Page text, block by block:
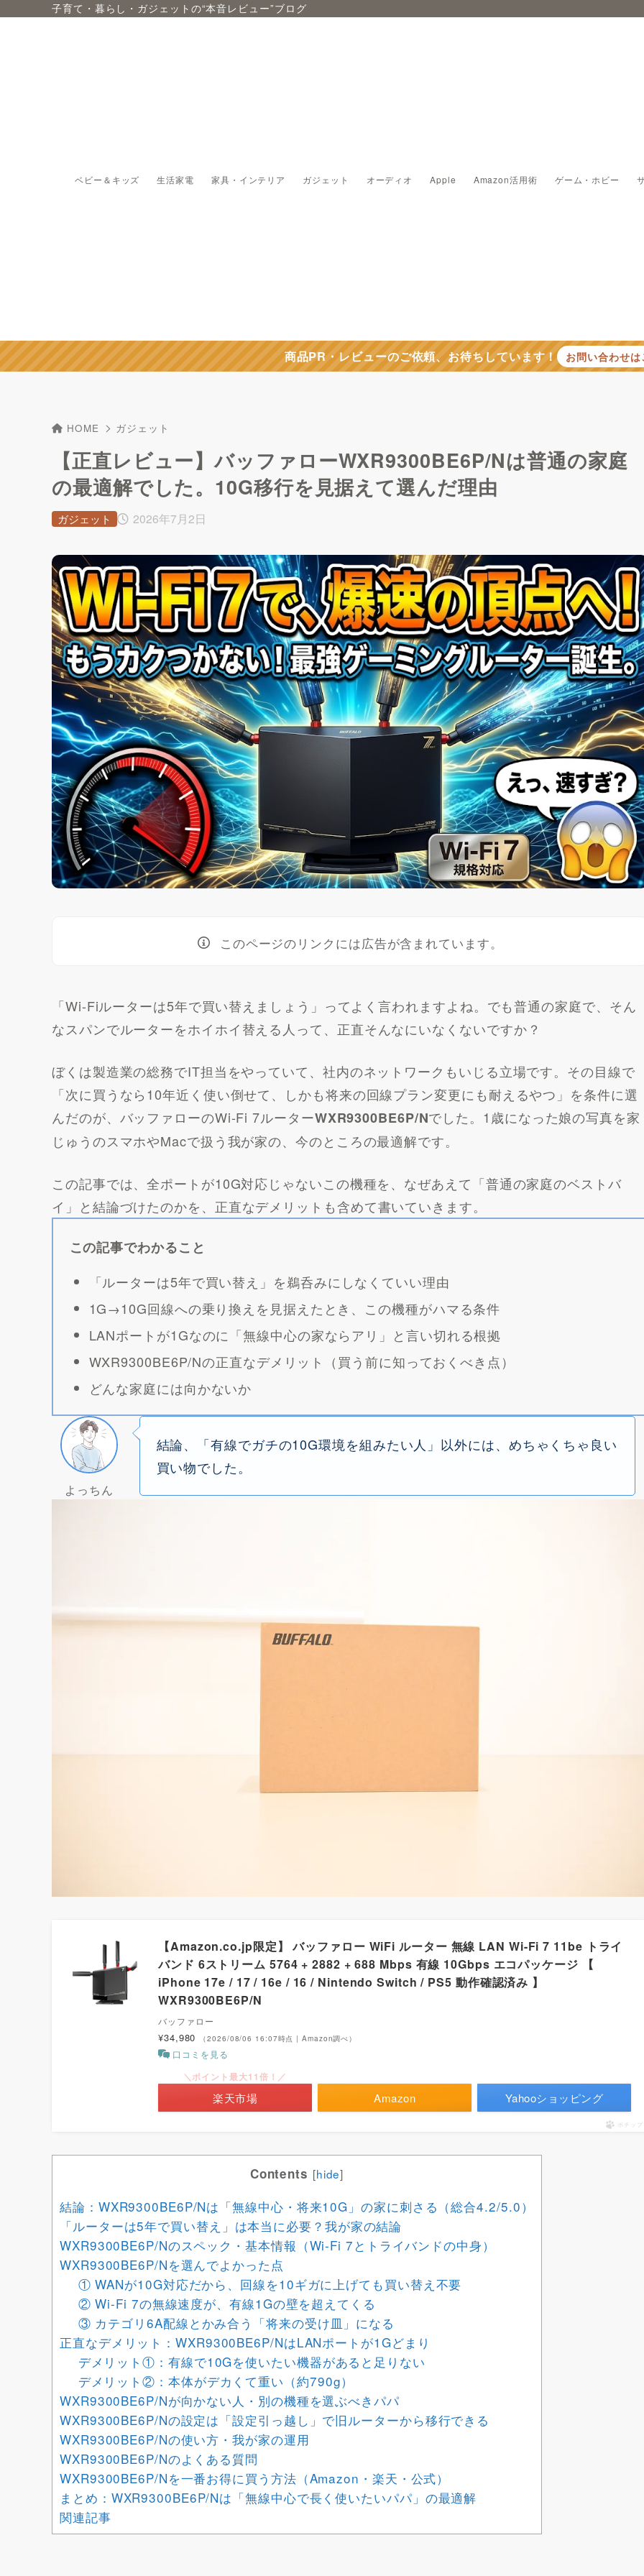
子育て・暮らし・ガジェットの“本音レビュー”ブログ
ベビー＆キッズ 生活家電 家具・インテリア ガジェット オーディオ Apple Amazon活用術 ゲーム・ホビー
商品PR・レビューのご依頼、お待ちしています！ お問い合わせは
HOME ガジェット
【正直レビュー】バッファローWXR9300BE6P/Nは普通の家庭
の最適解でした。10G移行を見据えて選んだ理由
2026年7月2日
ガジェット
このページのリンクには広告が含まれています。
「Wi-Fiルーターは5年で買い替えましょう」ってよく言われますよね。でも普通の家庭で、そん
なスパンでルーターをホイホイ替える人って、正直そんなにいなくないですか？
ぼくは製造業の総務でIT担当をやっていて、社内のネットワークもいじる立場です。その目線で
「次に買うなら10年近く使い倒せて、しかも将来の回線プラン変更にも耐えるやつ」を条件に選
んだのが、バッファローのWi-Fi 7ルーターWXR9300BE6P/Nでした。1歳になった娘の写真を家
じゅうのスマホやMacで扱う我が家の、今のところの最適解です。
この記事では、全ポートが10G対応じゃないこの機種を、なぜあえて「普通の家庭のベストバ
イ」と結論づけたのかを、正直なデメリットも含めて書いていきます。
この記事でわかること
「ルーターは5年で買い替え」を鵜呑みにしなくていい理由
1G→10G回線への乗り換えを見据えたとき、この機種がハマる条件
LANポートが1Gなのに「無線中心の家ならアリ」と言い切れる根拠
WXR9300BE6P/Nの正直なデメリット（買う前に知っておくべき点）
どんな家庭には向かないか
よっちん
結論、「有線でガチの10G環境を組みたい人」以外には、めちゃくちゃ良い
買い物でした。
【Amazon.co.jp限定】 バッファロー WiFi ルーター 無線 LAN Wi-Fi 7 11be トライ
バンド 6ストリーム 5764 + 2882 + 688 Mbps 有線 10Gbps エコパッケージ 【
iPhone 17e / 17 / 16e / 16 / Nintendo Switch / PS5 動作確認済み 】
WXR9300BE6P/N
バッファロー
¥34,980 （2026/08/06 16:07時点 | Amazon調べ）
口コミを見る
Amazon
＼ポイント最大11倍！／
楽天市場 Yahooショッピング
ポチップ
Contents [hide]
結論：WXR9300BE6P/Nは「無線中心・将来10G」の家に刺さる（総合4.2/5.0）
「ルーターは5年で買い替え」は本当に必要？我が家の結論
WXR9300BE6P/Nのスペック・基本情報（Wi-Fi 7とトライバンドの中身）
WXR9300BE6P/Nを選んでよかった点
① WANが10G対応だから、回線を10ギガに上げても買い替え不要
② Wi-Fi 7の無線速度が、有線1Gの壁を超えてくる
③ カテゴリ6A配線とかみ合う「将来の受け皿」になる
正直なデメリット：WXR9300BE6P/NはLANポートが1Gどまり
デメリット①：有線で10Gを使いたい機器があると足りない
デメリット②：本体がデカくて重い（約790g）
WXR9300BE6P/Nが向かない人・別の機種を選ぶべきパパ
WXR9300BE6P/Nの設定は「設定引っ越し」で旧ルーターから移行できる
WXR9300BE6P/Nの使い方・我が家の運用
WXR9300BE6P/Nのよくある質問
WXR9300BE6P/Nを一番お得に買う方法（Amazon・楽天・公式）
まとめ：WXR9300BE6P/Nは「無線中心で長く使いたいパパ」の最適解
関連記事
【2025年最新】
知育おもちゃグッ
ズ サブスクおす
わない、子育て家
【
ュ